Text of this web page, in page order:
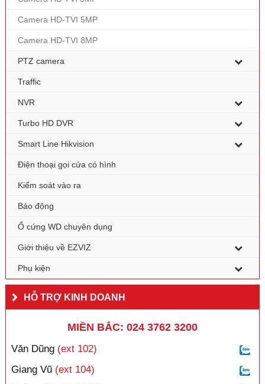
Camera HD-TVI 5MP
Camera HD-TVI 8MP
PTZ camera
Traffic
NVR
Turbo HD DVR
Smart Line Hikvision
Điện thoại gọi cửa có hình
Kiểm soát vào ra
Báo động
Ổ cứng WD chuyên dụng
Giới thiệu về EZVIZ
Phụ kiện
HỖ TRỢ KINH DOANH
MIỀN BẮC: 024 3762 3200
Văn Dũng (ext 102)
Giang Vũ (ext 104)